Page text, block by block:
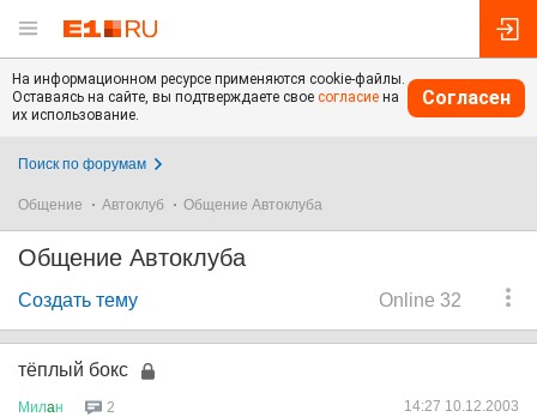
На информационном ресурсе применяются cookie-файлы.
Оставаясь на сайте, вы подтверждаете свое согласие на
их использование.
Согласен
Поиск по форумам
Общение Автоклуб Общение Автоклуба
Общение Автоклуба
Online 32
Создать тему
тёплый бокс
Милaн 2 14:27 10.12.2003